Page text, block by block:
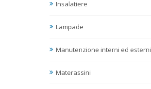
Insalatiere
Lampade
Manutenzione interni ed esterni
Materassini